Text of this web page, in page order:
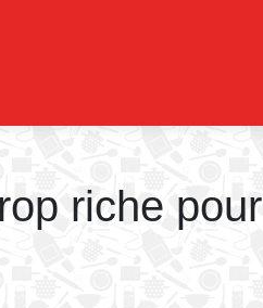
riche pour